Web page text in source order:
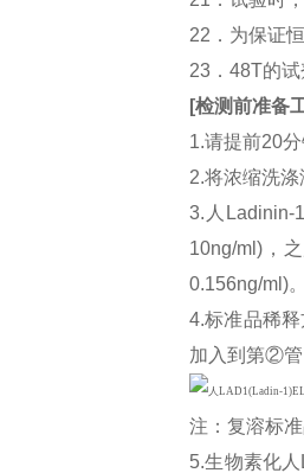
22．为保证
23．48T的
[检测前准备
1.请提前20
2.将浓缩洗
3.人Ladinin-
10ng/ml)，
0.156ng/ml)
4.标准品稀
加入到第②
注：复溶标
5.生物素化